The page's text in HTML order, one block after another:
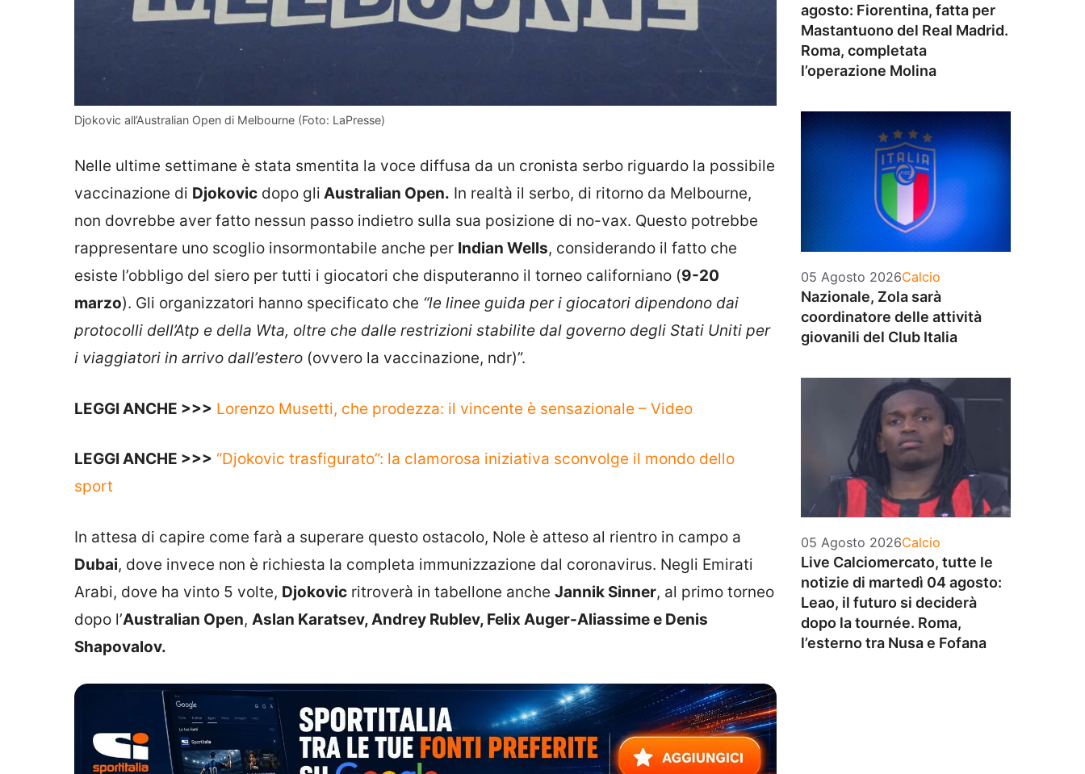
Djokovic all’Australian Open di Melbourne (Foto: LaPresse)
Nelle ultime settimane è stata smentita la voce diffusa da un cronista serbo riguardo la possibile
vaccinazione di Djokovic dopo gli Australian Open. In realtà il serbo, di ritorno da Melbourne,
non dovrebbe aver fatto nessun passo indietro sulla sua posizione di no-vax. Questo potrebbe
rappresentare uno scoglio insormontabile anche per Indian Wells, considerando il fatto che
esiste l’obbligo del siero per tutti i giocatori che disputeranno il torneo californiano (9-20
marzo). Gli organizzatori hanno specificato che “le linee guida per i giocatori dipendono dai
protocolli dell’Atp e della Wta, oltre che dalle restrizioni stabilite dal governo degli Stati Uniti per
i viaggiatori in arrivo dall’estero (ovvero la vaccinazione, ndr)”.
LEGGI ANCHE >>> Lorenzo Musetti, che prodezza: il vincente è sensazionale – Video
LEGGI ANCHE >>> “Djokovic trasfigurato”: la clamorosa iniziativa sconvolge il mondo dello
sport
In attesa di capire come farà a superare questo ostacolo, Nole è atteso al rientro in campo a
Dubai, dove invece non è richiesta la completa immunizzazione dal coronavirus. Negli Emirati
Arabi, dove ha vinto 5 volte, Djokovic ritroverà in tabellone anche Jannik Sinner, al primo torneo
dopo l’Australian Open, Aslan Karatsev, Andrey Rublev, Felix Auger-Aliassime e Denis
Shapovalov.
agosto: Fiorentina, fatta per
Mastantuono del Real Madrid.
Roma, completata
l’operazione Molina
05 Agosto 2026Categorie
Calcio
Nazionale, Zola sarà
coordinatore delle attività
giovanili del Club Italia
05 Agosto 2026Categorie
Calcio
Live Calciomercato, tutte le
notizie di martedì 04 agosto:
Leao, il futuro si deciderà
dopo la tournée. Roma,
l’esterno tra Nusa e Fofana